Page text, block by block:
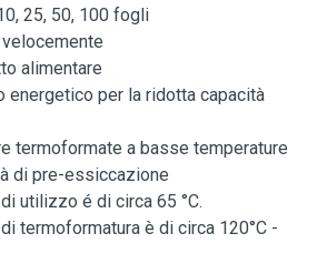
25, 50, 100 fogli
alimentare
energetico per la ridotta capacità
termoformate a basse temperature
di pre-essiccazione
utilizzo é di circa 65 °C.
termoformatura è di circa 120°C -